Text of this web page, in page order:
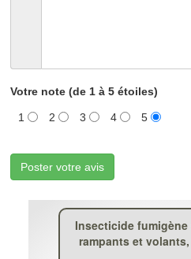
Votre note (de 1 à 5 étoiles)
1 2 3 4 5
Poster votre avis
Insecticide
rampants et volants,